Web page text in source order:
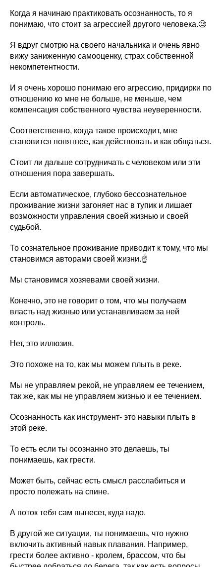
Когда я начинаю практиковать осознанность, то я
понимаю, что стоит за агрессией другого человека.🧐
Я вдруг смотрю на своего начальника и очень явно
вижу заниженную самооценку, страх собственной
некомпетентности.
И я очень хорошо понимаю его агрессию, придирки по
отношению ко мне не больше, не меньше, чем
компенсация собственного чувства неуверенности.
Соответственно, когда такое происходит, мне
становится понятнее, как действовать и как общаться.
Стоит ли дальше сотрудничать с человеком или эти
отношения пора завершать.
Если автоматическое, глубоко бессознательное
проживание жизни загоняет нас в тупик и лишает
возможности управления своей жизнью и своей
судьбой.
То сознательное проживание приводит к тому, что мы
становимся авторами своей жизни.☝️
Мы становимся хозяевами своей жизни.
Конечно, это не говорит о том, что мы получаем
власть над жизнью или устанавливаем за ней
контроль.
Нет, это иллюзия.
Это похоже на то, как мы можем плыть в реке.
Мы не управляем рекой, не управляем ее течением,
так же, как мы не управляем жизнью и ее течением.
Осознанность как инструмент- это навыки плыть в
этой реке.
То есть если ты осознанно это делаешь, ты
понимаешь, как грести.
Может быть, сейчас есть смысл расслабиться и
просто полежать на спине.
А поток тебя сам вынесет, куда надо.
В другой же ситуации, ты понимаешь, что нужно
включить активный навык плавания. Например,
грести более активно - кролем, брассом, что бы